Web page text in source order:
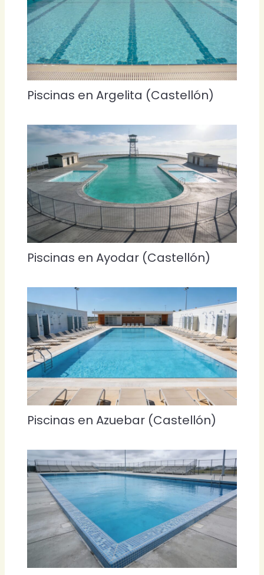
Piscinas en Argelita (Castellón)
Piscinas en Ayodar (Castellón)
Piscinas en Azuebar (Castellón)